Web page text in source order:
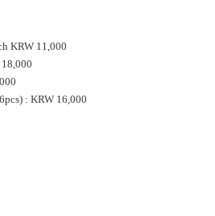
KRW 11,000
: KRW 16,000